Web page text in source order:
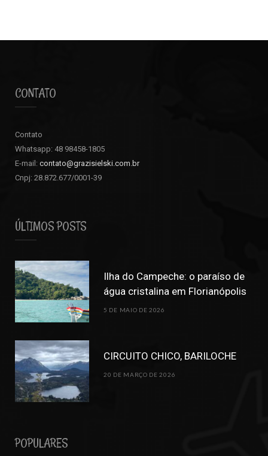
CONTATO
Contato
Whatsapp: 48 98458-1805
E-mail: contato@grazisielski.com.br
Cnpj: 28.872.677/0001-39
ÚLTIMOS POSTS
Ilha do Campeche: o paraíso de
água cristalina em Florianópolis
5 DE MAIO DE 2026
CIRCUITO CHICO, BARILOCHE
20 DE MARÇO DE 2026
POPULARES